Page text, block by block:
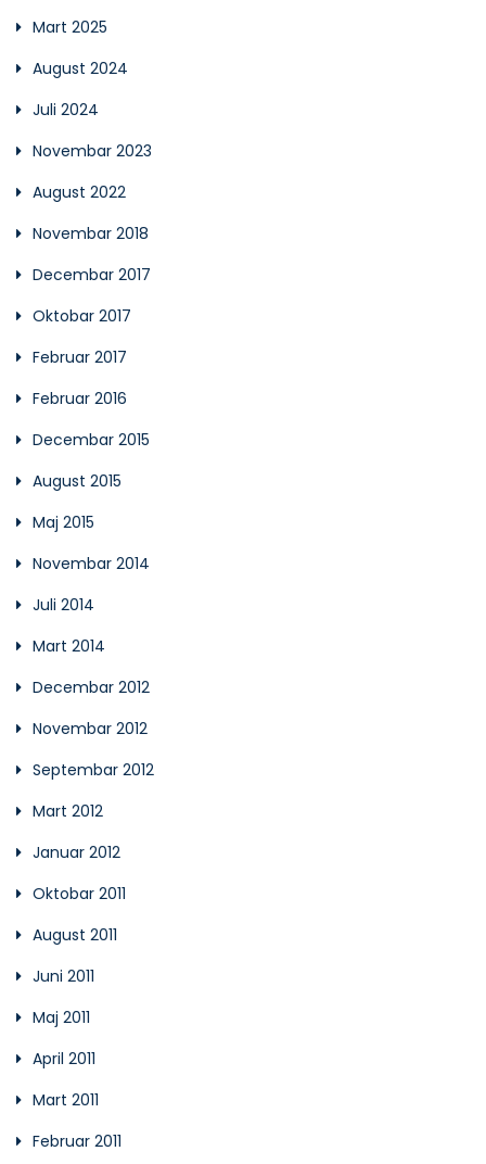
Mart 2025
August 2024
Juli 2024
Novembar 2023
August 2022
Novembar 2018
Decembar 2017
Oktobar 2017
Februar 2017
Februar 2016
Decembar 2015
August 2015
Maj 2015
Novembar 2014
Juli 2014
Mart 2014
Decembar 2012
Novembar 2012
Septembar 2012
Mart 2012
Januar 2012
Oktobar 2011
August 2011
Juni 2011
Maj 2011
April 2011
Mart 2011
Februar 2011